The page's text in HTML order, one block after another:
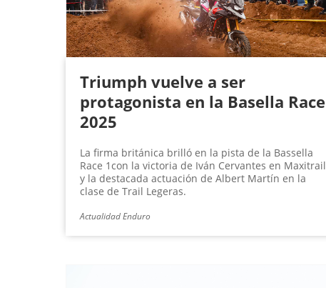
Triumph vuelve a ser
protagonista en la Basella Race
2025
La firma británica brilló en la pista de la Bassella
Race 1con la victoria de Iván Cervantes en Maxitrail
y la destacada actuación de Albert Martín en la
clase de Trail Legeras.
Actualidad Enduro